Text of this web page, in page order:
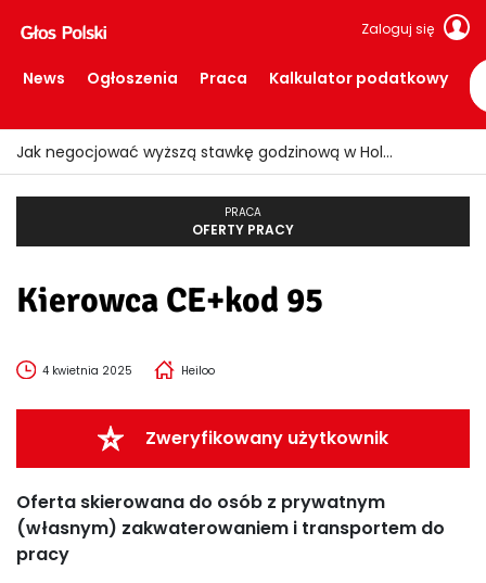
Zaloguj się
News Ogłoszenia Praca Kalkulator podatkowy
Jak negocjować wyższą stawkę godzinową w Holandii?
PRACA
OFERTY PRACY
Kierowca CE+kod 95
4 kwietnia 2025 Heiloo
Zweryfikowany użytkownik
Oferta skierowana do osób z prywatnym
(własnym) zakwaterowaniem i transportem do
pracy